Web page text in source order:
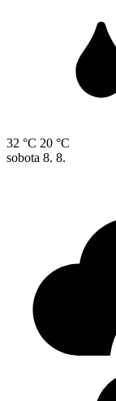
32 °C 20 °C
sobota 8. 8.